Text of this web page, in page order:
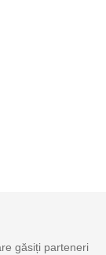
găsiți parteneri